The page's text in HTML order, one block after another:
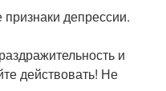
депрессии.
и
действовать! Не